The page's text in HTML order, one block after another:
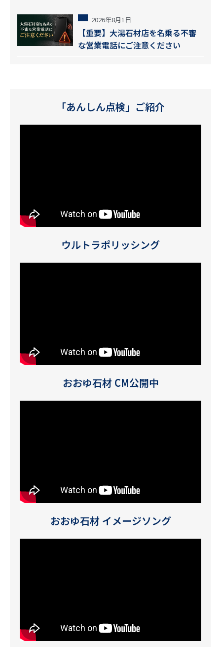
2026年8月1日
【重要】大湯石材店を名乗る不審
な営業電話にご注意ください
「あんしん点検」ご紹介
ウルトラポリッシング
おおゆ石材 CM公開中
おおゆ石材 イメージソング